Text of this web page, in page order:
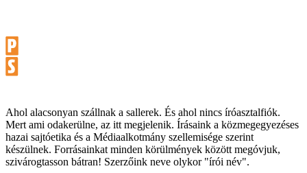
Ahol alacsonyan szállnak a sallerek. És ahol nincs íróasztalfiók.
Mert ami odakerülne, az itt megjelenik. Írásaink a közmegegyezéses
hazai sajtóetika és a Médiaalkotmány szellemisége szerint
készülnek. Forrásainkat minden körülmények között megóvjuk,
szivárogtasson bátran! Szerzőink neve olykor "írói név".